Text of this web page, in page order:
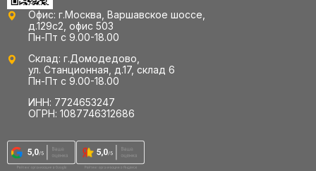
Офис: г.Москва, Варшавское шоссе,
д.129с2, офис 503
Пн-Пт с 9.00-18.00
Склад: г.Домодедово,
ул. Станционная, д.17, склад 6
Пн-Пт с 9.00-18.00
ИНН: 7724653247
ОГРН: 1087746312686